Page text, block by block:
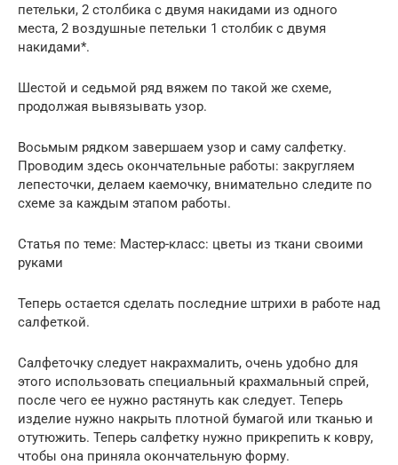
петельки, 2 столбика с двумя накидами из одного
места, 2 воздушные петельки 1 столбик с двумя
накидами*.
Шестой и седьмой ряд вяжем по такой же схеме,
продолжая вывязывать узор.
Восьмым рядком завершаем узор и саму салфетку.
Проводим здесь окончательные работы: закругляем
лепесточки, делаем каемочку, внимательно следите по
схеме за каждым этапом работы.
Статья по теме: Мастер-класс: цветы из ткани своими
руками
Теперь остается сделать последние штрихи в работе над
салфеткой.
Салфеточку следует накрахмалить, очень удобно для
этого использовать специальный крахмальный спрей,
после чего ее нужно растянуть как следует. Теперь
изделие нужно накрыть плотной бумагой или тканью и
отутюжить. Теперь салфетку нужно прикрепить к ковру,
чтобы она приняла окончательную форму.